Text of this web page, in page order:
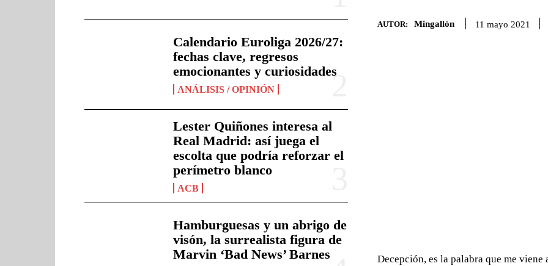
Calendario Euroliga 2026/27:
fechas clave, regresos
emocionantes y curiosidades
ANÁLISIS / OPINIÓN
Lester Quiñones interesa al
Real Madrid: así juega el
escolta que podría reforzar el
perímetro blanco
ACB
Hamburguesas y un abrigo de
visón, la surrealista figura de
Marvin ‘Bad News’ Barnes
AUTOR: Mingallón 11 mayo 2021
Decepción, es la palabra que me